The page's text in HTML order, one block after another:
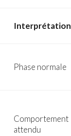
Interprétation
Phase normale
Comportement
attendu